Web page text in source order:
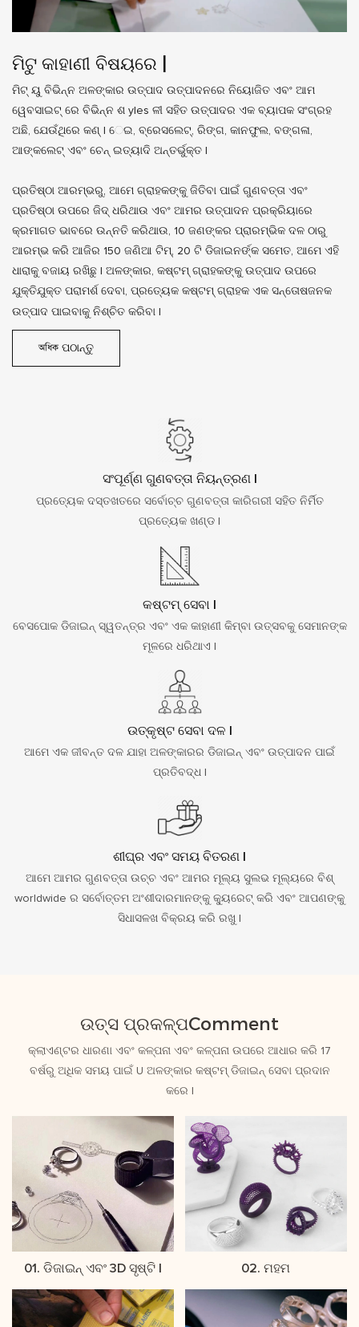
ମିଟୁ କାହାଣୀ ବିଷୟରେ |
ମିଟ୍ ୟୁ ବିଭିନ୍ନ ଅଳଙ୍କାର ଉତ୍ପାଦ ଉତ୍ପାଦନରେ ନିୟୋଜିତ ଏବଂ ଆମ
ୱେବସାଇଟ୍ ରେ ବିଭିନ୍ନ ଶ yles ଳୀ ସହିତ ଉତ୍ପାଦର ଏକ ବ୍ୟାପକ ସଂଗ୍ରହ
ଅଛି, ଯେଉଁଥିରେ କଣ୍ l େଇ, ବ୍ରେସଲେଟ୍, ରିଙ୍ଗ, କାନଫୁଲ, ବଙ୍ଗଳା,
ଆଙ୍କଲେଟ୍ ଏବଂ ଚେନ୍ ଇତ୍ୟାଦି ଅନ୍ତର୍ଭୁକ୍ତ |
ପ୍ରତିଷ୍ଠା ଆରମ୍ଭରୁ, ଆମେ ଗ୍ରାହକଙ୍କୁ ଜିତିବା ପାଇଁ ଗୁଣବତ୍ତା ଏବଂ
ପ୍ରତିଷ୍ଠା ଉପରେ ଜିଦ୍ ଧରିଥାଉ ଏବଂ ଆମର ଉତ୍ପାଦନ ପ୍ରକ୍ରିୟାରେ
କ୍ରମାଗତ ଭାବରେ ଉନ୍ନତି କରିଥାଉ, 10 ଜଣଙ୍କର ପ୍ରାରମ୍ଭିକ ଦଳ ଠାରୁ
ଆରମ୍ଭ କରି ଆଜିର 150 ଜଣିଆ ଟିମ୍, 20 ଟି ଡିଜାଇନର୍ଙ୍କ ସମେତ, ଆମେ ଏହି
ଧାରାକୁ ବଜାୟ ରଖିଛୁ | ଅଳଙ୍କାର, କଷ୍ଟମ୍ ଗ୍ରାହକଙ୍କୁ ଉତ୍ପାଦ ଉପରେ
ଯୁକ୍ତିଯୁକ୍ତ ପରାମର୍ଶ ଦେବା, ପ୍ରତ୍ୟେକ କଷ୍ଟମ୍ ଗ୍ରାହକ ଏକ ସନ୍ତୋଷଜନକ
ଉତ୍ପାଦ ପାଇବାକୁ ନିଶ୍ଚିତ କରିବା |
অধিক ପଠାନ୍ତୁ
ସଂପୂର୍ଣ୍ଣ ଗୁଣବତ୍ତା ନିୟନ୍ତ୍ରଣ |
ପ୍ରତ୍ୟେକ ଦସ୍ତଖତରେ ସର୍ବୋଚ୍ଚ ଗୁଣବତ୍ତା କାରିଗରୀ ସହିତ ନିର୍ମିତ
ପ୍ରତ୍ୟେକ ଖଣ୍ଡ |
କଷ୍ଟମ୍ ସେବା |
ବେସପୋକ ଡିଜାଇନ୍ ସ୍ୱତନ୍ତ୍ର ଏବଂ ଏକ କାହାଣୀ କିମ୍ବା ଉତ୍ସବକୁ ସେମାନଙ୍କ
ମୂଳରେ ଧରିଥାଏ |
ଉତ୍କୃଷ୍ଟ ସେବା ଦଳ |
ଆମେ ଏକ ଜୀବନ୍ତ ଦଳ ଯାହା ଅଳଙ୍କାରର ଡିଜାଇନ୍ ଏବଂ ଉତ୍ପାଦନ ପାଇଁ
ପ୍ରତିବଦ୍ଧ |
ଶୀଘ୍ର ଏବଂ ସମୟ ବିତରଣ |
ଆମେ ଆମର ଗୁଣବତ୍ତା ଉଚ୍ଚ ଏବଂ ଆମର ମୂଲ୍ୟ ସୁଲଭ ମୂଲ୍ୟରେ ବିଶ୍
worldwide ର ସର୍ବୋତ୍ତମ ଅଂଶୀଦାରମାନଙ୍କୁ କ୍ୟୁରେଟ୍ କରି ଏବଂ ଆପଣଙ୍କୁ
ସିଧାସଳଖ ବିକ୍ରୟ କରି ରଖୁ |
ଉତ୍ସ ପ୍ରକଳ୍ପComment
କ୍ଲାଏଣ୍ଟର ଧାରଣା ଏବଂ କଳ୍ପନା ଏବଂ କଳ୍ପନା ଉପରେ ଆଧାର କରି 17
ବର୍ଷରୁ ଅଧିକ ସମୟ ପାଇଁ U ଅଳଙ୍କାର କଷ୍ଟମ୍ ଡିଜାଇନ୍ ସେବା ପ୍ରଦାନ
କରେ |
01. ଡିଜାଇନ୍ ଏବଂ 3D ସୃଷ୍ଟି | 02. ମହମ